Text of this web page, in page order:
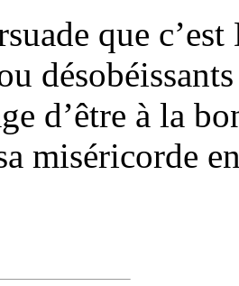
que
d’être à la
miséricorde